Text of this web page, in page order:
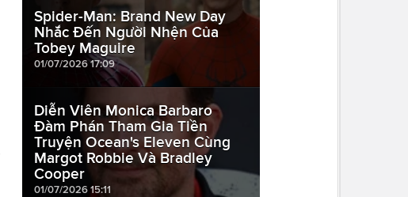
Spider-Man: Brand New Day
Nhắc Đến Người Nhện Của
Tobey Maguire
01/07/2026 17:09
Diễn Viên Monica Barbaro
Đàm Phán Tham Gia Tiền
Truyện Ocean's Eleven Cùng
Margot Robbie Và Bradley
Cooper
01/07/2026 15:11